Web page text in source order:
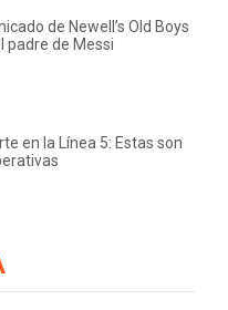
de Newell’s Old Boys
padre de Messi
en la Línea 5: Estas son